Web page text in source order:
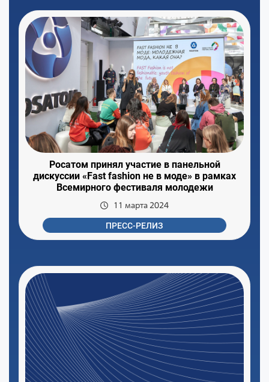
Росатом принял участие в панельной
дискуссии «Fast fashion не в моде» в рамках
Всемирного фестиваля молодежи
11 марта 2024
ПРЕСС-РЕЛИЗ